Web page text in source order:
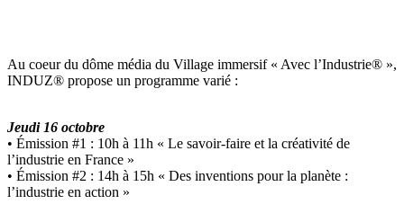
Au coeur du dôme média du Village immersif « Avec l’Industrie® »,
INDUZ® propose un programme varié :
Jeudi 16 octobre
• Émission #1 : 10h à 11h « Le savoir-faire et la créativité de
l’industrie en France »
• Émission #2 : 14h à 15h « Des inventions pour la planète :
l’industrie en action »